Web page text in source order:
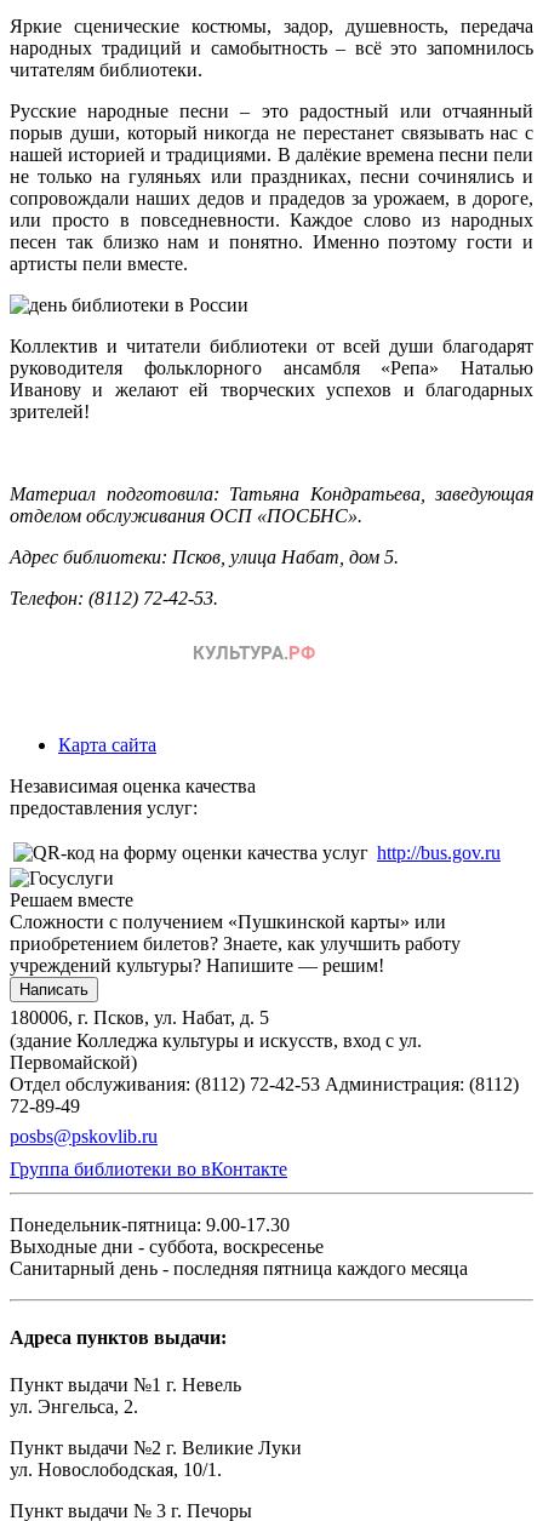
Яркие сценические костюмы, задор, душевность, передача
народных традиций и самобытность – всё это запомнилось
читателям библиотеки.
Русские народные песни – это радостный или отчаянный
порыв души, который никогда не перестанет связывать нас с
нашей историей и традициями. В далёкие времена песни пели
не только на гуляньях или праздниках, песни сочинялись и
сопровождали наших дедов и прадедов за урожаем, в дороге,
или просто в повседневности. Каждое слово из народных
песен так близко нам и понятно. Именно поэтому гости и
артисты пели вместе.
Коллектив и читатели библиотеки от всей души благодарят
руководителя фольклорного ансамбля «Репа» Наталью
Иванову и желают ей творческих успехов и благодарных
зрителей!
Материал подготовила: Татьяна Кондратьева, заведующая
отделом обслуживания ОСП «ПОСБНС».
Адрес библиотеки: Псков, улица Набат, дом 5.
Телефон: (8112) 72-42-53.
Карта сайта
Независимая оценка качества
предоставления услуг:
http://bus.gov.ru
Решаем вместе
Сложности с получением «Пушкинской карты» или
приобретением билетов? Знаете, как улучшить работу
учреждений культуры? Напишите — решим!
Написать
180006, г. Псков, ул. Набат, д. 5
(здание Колледжа культуры и искусств, вход с ул.
Первомайской)
Отдел обслуживания: (8112) 72-42-53 Администрация: (8112)
72-89-49
posbs@pskovlib.ru
Группа библиотеки во вКонтакте
Понедельник-пятница: 9.00-17.30
Выходные дни - суббота, воскресенье
Санитарный день - последняя пятница каждого месяца
Адреса пунктов выдачи:
Пункт выдачи №1 г. Невель
ул. Энгельса, 2.
Пункт выдачи №2 г. Великие Луки
ул. Новослободская, 10/1.
Пункт выдачи № 3 г. Печоры